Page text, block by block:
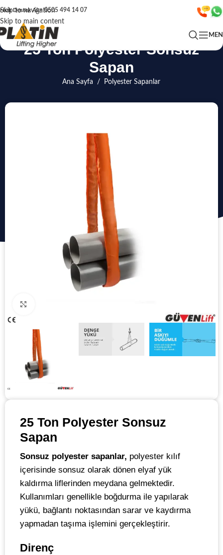
Skip to navigation
Skip to main content
Hızlı Destek Alın0505 494 14 07
25 Ton Polyester Sonsuz
Sapan
Ana Sayfa / Polyester Sapanlar
25 Ton Polyester Sonsuz
Sapan
Sonsuz polyester sapanlar, polyester kılıf
içerisinde sonsuz olarak dönen elyaf yük
kaldırma liflerinden meydana gelmektedir.
Kullanımları genellikle boğdurma ile yapılarak
yükü, bağlantı noktasından sarar ve kaydırma
yapmadan taşıma işlemini gerçekleştirir.
Direnç